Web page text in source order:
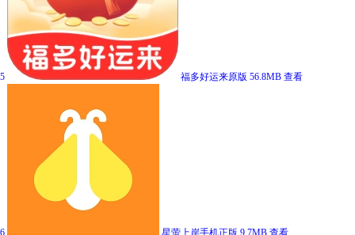
5 福多好运来原版 56.8MB 查看